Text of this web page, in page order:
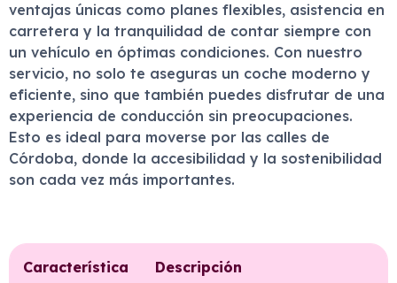
ventajas únicas como planes flexibles, asistencia en
carretera y la tranquilidad de contar siempre con
un vehículo en óptimas condiciones. Con nuestro
servicio, no solo te aseguras un coche moderno y
eficiente, sino que también puedes disfrutar de una
experiencia de conducción sin preocupaciones.
Esto es ideal para moverse por las calles de
Córdoba, donde la accesibilidad y la sostenibilidad
son cada vez más importantes.
Característica Descripción